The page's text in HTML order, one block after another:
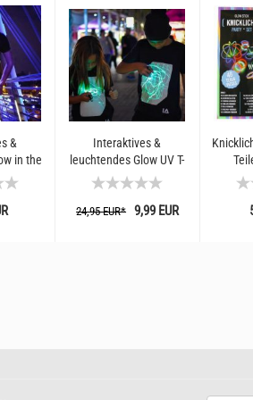
&
in the
Interaktives &
leuchtendes Glow UV T-
Shirt für Kinder
Leuchtshirt Illumitated
Apparel...
24,95 EUR* 9,99 EUR